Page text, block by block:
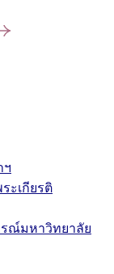
ฯ
ะเกียรติ
ณ์มหาวิทยาลัย